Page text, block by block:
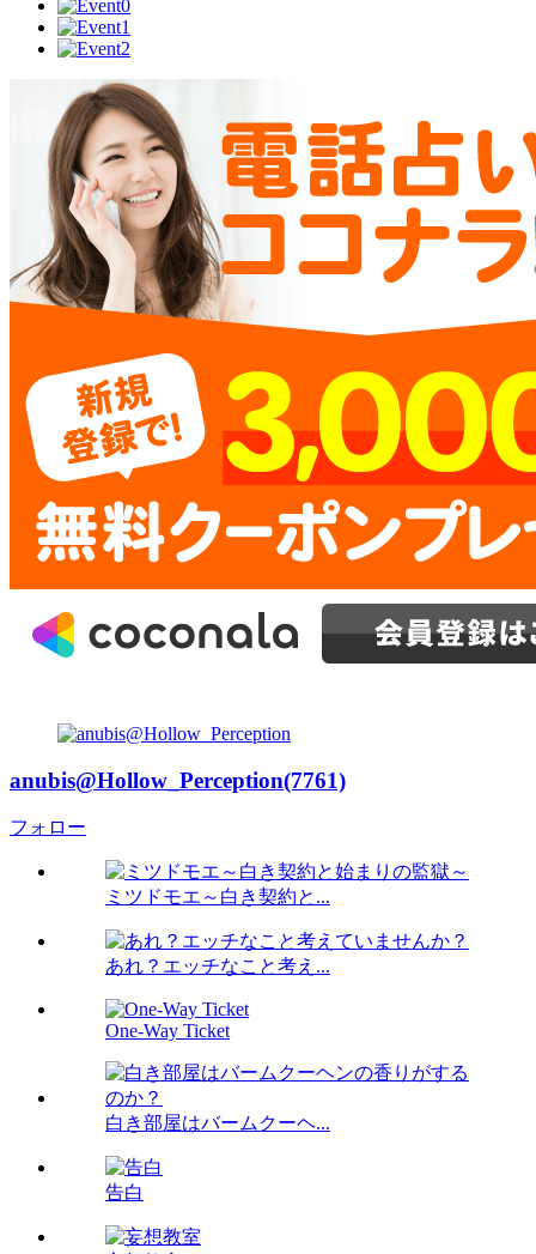
anubis@Hollow_Perception(7761)
フォロー
ミツドモエ～白き契約と...
あれ？エッチなこと考え...
One-Way Ticket
白き部屋はバームクーヘ...
告白